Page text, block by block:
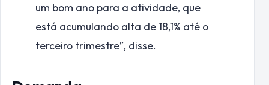
um bom ano para a atividade, que
está acumulando alta de 18,1% até o
terceiro trimestre”, disse.